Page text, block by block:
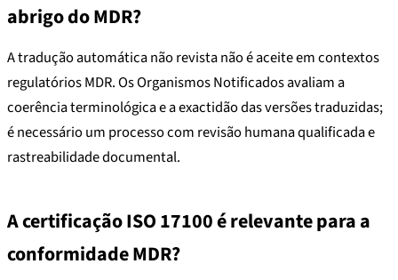
abrigo do MDR?
A tradução automática não revista não é aceite em contextos
regulatórios MDR. Os Organismos Notificados avaliam a
coerência terminológica e a exactidão das versões traduzidas;
é necessário um processo com revisão humana qualificada e
rastreabilidade documental.
A certificação ISO 17100 é relevante para a
conformidade MDR?